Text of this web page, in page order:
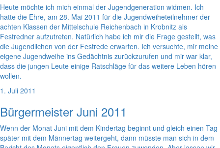
Heute möchte ich mich einmal der Jugendgeneration widmen. Ich
hatte die Ehre, am 28. Mai 2011 für die Jugendweiheteilnehmer der
achten Klassen der Mittelschule Reichenbach in Krobnitz als
Festredner aufzutreten. Natürlich habe ich mir die Frage gestellt, was
die Jugendlichen von der Festrede erwarten. Ich versuchte, mir meine
eigene Jugendweihe ins Gedächtnis zurückzurufen und mir war klar,
dass die jungen Leute einige Ratschläge für das weitere Leben hören
wollen.
1. Juli 2011
Bürgermeister Juni 2011
Wenn der Monat Juni mit dem Kindertag beginnt und gleich einen Tag
später mit dem Männertag weitergeht, dann müsste man sich in dem